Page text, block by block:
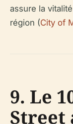
assure la
région (City of
9. Le
Street